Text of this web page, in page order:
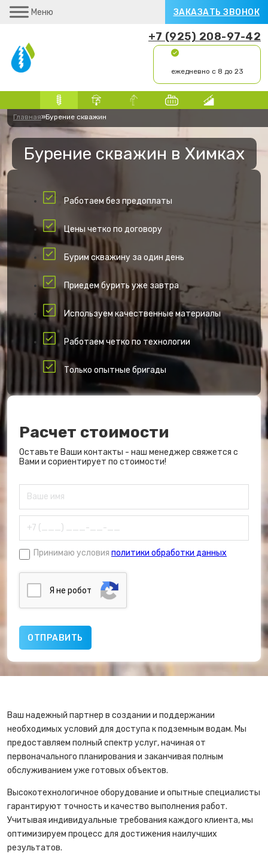
Меню ЗАКАЗАТЬ ЗВОНОК
+7 (925) 208-97-42
ежедневно с 8 до 23
Главная»Бурение скважин
Бурение скважин в Химках
Работаем без предоплаты
Цены четко по договору
Бурим скважину за один день
Приедем бурить уже завтра
Используем качественные материалы
Работаем четко по технологии
Только опытные бригады
Расчет стоимости
Оставьте Ваши контакты - наш менеджер свяжется с
Вами и сориентирует по стоимости!
Принимаю условия политики обработки данных
Я нe poбoт
Ваш надежный партнер в создании и поддержании
необходимых условий для доступа к подземным водам. Мы
предоставляем полный спектр услуг, начиная от
первоначального планирования и заканчивая полным
обслуживанием уже готовых объектов.
Высокотехнологичное оборудование и опытные специалисты
гарантируют точность и качество выполнения работ.
Учитывая индивидуальные требования каждого клиента, мы
оптимизируем процесс для достижения наилучших
результатов.